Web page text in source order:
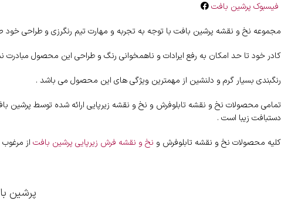
فیسبوک پرشین بافت
مجموعه نخ و نقشه پرشین بافت با توجه به تجربه و مهارت تیم رنگرزی و طراحی خود
کادر خود تا حد امکان به رفع ایرادات و ناهمخوانی رنگ و طراحی این محصول
رنگبندی بسیار گرم و دلنشین از مهمترین ویژگی های این محصول می باشد .
تمامی محصولات نخ و نقشه تابلوفرش و نخ و نقشه زیرپایی ارائه شده توسط پرشین
دستبافت زیبا است .
کلیه محصولات نخ و نقشه تابلوفرش و نخ و نقشه فرش زیرپایی پرشین بافت از
پرشین